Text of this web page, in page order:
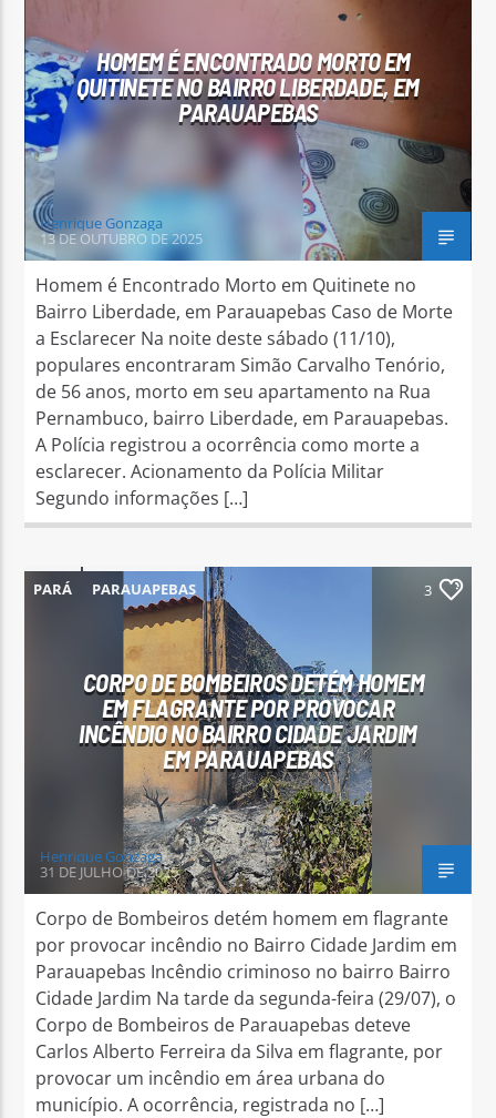
HOMEM É ENCONTRADO MORTO EM
QUITINETE NO BAIRRO LIBERDADE, EM
PARAUAPEBAS
Henrique Gonzaga
13 DE OUTUBRO DE 2025
Homem é Encontrado Morto em Quitinete no
Bairro Liberdade, em Parauapebas Caso de Morte
a Esclarecer Na noite deste sábado (11/10),
populares encontraram Simão Carvalho Tenório,
de 56 anos, morto em seu apartamento na Rua
Pernambuco, bairro Liberdade, em Parauapebas.
A Polícia registrou a ocorrência como morte a
esclarecer. Acionamento da Polícia Militar
Segundo informações […]
PARÁ PARAUAPEBAS 3
CORPO DE BOMBEIROS DETÉM HOMEM
EM FLAGRANTE POR PROVOCAR
INCÊNDIO NO BAIRRO CIDADE JARDIM
EM PARAUAPEBAS
Henrique Gonzaga
31 DE JULHO DE 2025
Corpo de Bombeiros detém homem em flagrante
por provocar incêndio no Bairro Cidade Jardim em
Parauapebas Incêndio criminoso no bairro Bairro
Cidade Jardim Na tarde da segunda-feira (29/07), o
Corpo de Bombeiros de Parauapebas deteve
Carlos Alberto Ferreira da Silva em flagrante, por
provocar um incêndio em área urbana do
município. A ocorrência, registrada no […]